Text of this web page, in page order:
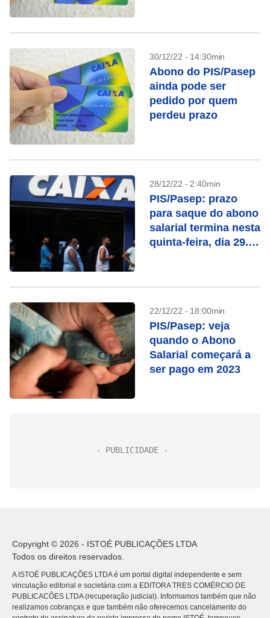
30/12/22 - 14:30min
Abono do PIS/Pasep
ainda pode ser
pedido por quem
perdeu prazo
28/12/22 - 2:40min
PIS/Pasep: prazo
para saque do abono
salarial termina nesta
quinta-feira, dia 29.
22/12/22 - 18:00min
PIS/Pasep: veja
quando o Abono
Salarial começará a
ser pago em 2023
Copyright © 2026 - ISTOÉ PUBLICAÇÕES LTDA
Todos os direitos reservados.
A ISTOÉ PUBLICAÇÕES LTDA é um portal digital independente e sem
vinculação editorial e societária com a EDITORA TRES COMÉRCIO DE
PUBLICACÕES LTDA (recuperação judicial). Informamos também que não
realizamos cobranças e que também não oferecemos cancelamento do